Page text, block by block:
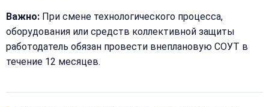
Важно: При смене технологического процесса,
оборудования или средств коллективной защиты
работодатель обязан провести внеплановую СОУТ в
течение 12 месяцев.